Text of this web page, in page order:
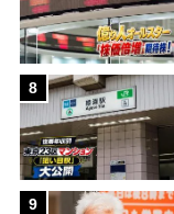
8
9